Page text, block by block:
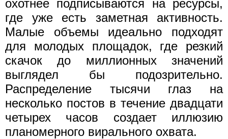
охотнее подписываются на ресурсы,
где уже есть заметная активность.
Малые объемы идеально подходят
для молодых площадок, где резкий
скачок до миллионных значений
выглядел бы подозрительно.
Распределение тысячи глаз на
несколько постов в течение двадцати
четырех часов создает иллюзию
планомерного вирального охвата.